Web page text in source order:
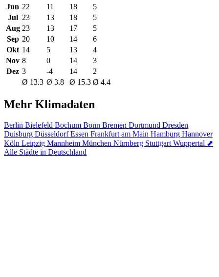
Jun 22 11 18
5
Jul 23 13 18
5
Aug 23 13 17
5
Sep 20 10 14
6
Okt 14 5 13
4
Nov 8 0 14
3
Dez 3 -4 14
2
Ø 13.3 Ø 3.8 Ø 15.3 Ø 4.4
Mehr Klimadaten
Berlin Bielefeld Bochum Bonn Bremen Dortmund Dresden
Duisburg DüsseldorfEssen Frankfurt am Main Hamburg Hannover
Köln Leipzig Mannheim München Nürnberg Stuttgart Wuppertal ⬈
Alle Städte in Deutschland